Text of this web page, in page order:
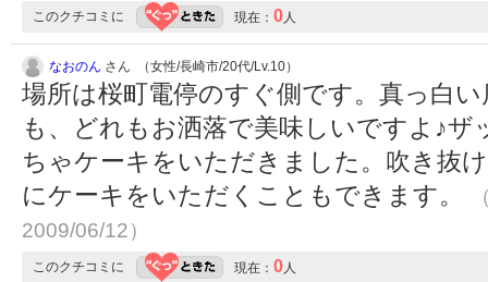
このクチコミに 現在： 0人
なおのん さん （女性/長崎市/20代/Lv.10）
場所は桜町電停のすぐ側です。真っ白
も、どれもお洒落で美味しいですよ♪
ちゃケーキをいただきました。吹き抜
にケーキをいただくこともできます。
2009/06/12）
このクチコミに 現在： 0人